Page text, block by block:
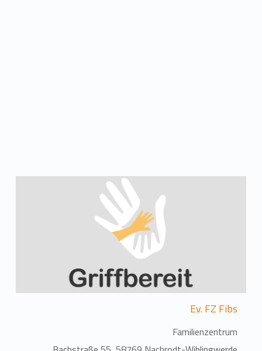
Ev. FZ Fibs
Familienzentrum